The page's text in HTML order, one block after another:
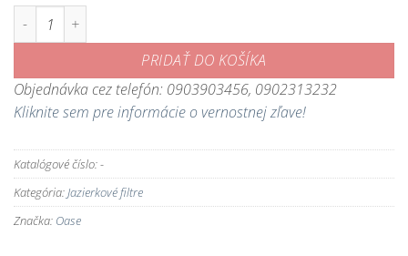
množstvo Filtral UVC - podvodný filter so zabudovanou UV lampou
PRIDAŤ DO KOŠÍKA
Objednávka cez telefón: 0903903456, 0902313232
Kliknite sem pre informácie o vernostnej zľave!
Katalógové číslo:-
Kategória:Jazierkové filtre
Značka: Oase